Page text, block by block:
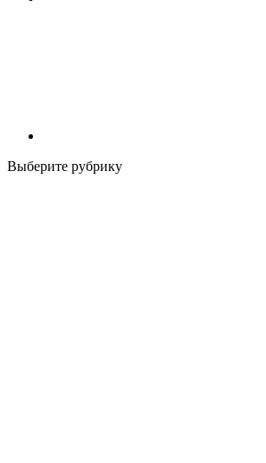
Выберите рубрику